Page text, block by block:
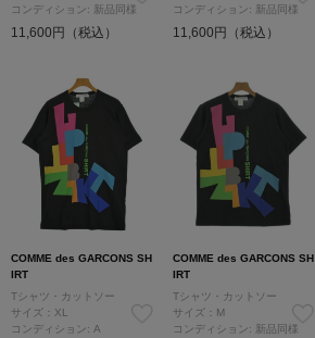
コンディション: 新品同様
11,600円（税込）
コンディション: 新品同様
11,600円（税込）
COMME des GARCONS SH
IRT
Tシャツ・カットソー
サイズ：XL
コンディション: A
COMME des GARCONS SH
IRT
Tシャツ・カットソー
サイズ：M
コンディション: 新品同様